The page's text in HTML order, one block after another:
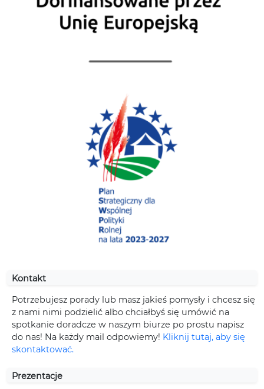
Kontakt
Potrzebujesz porady lub masz jakieś pomysły i chcesz się
z nami nimi podzielić albo chciałbyś się umówić na
spotkanie doradcze w naszym biurze po prostu napisz
do nas! Na każdy mail odpowiemy! Kliknij tutaj, aby się
skontaktować.
Prezentacje